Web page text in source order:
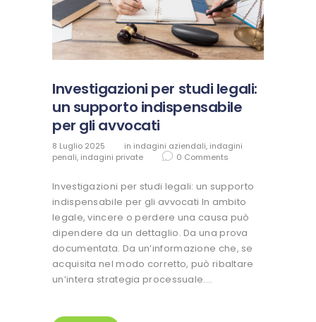
Investigazioni per studi legali:
un supporto indispensabile
per gli avvocati
8 Luglio 2025 in indagini aziendali, indagini
penali, indagini private 0 Comments
Investigazioni per studi legali: un supporto
indispensabile per gli avvocati In ambito
legale, vincere o perdere una causa può
dipendere da un dettaglio. Da una prova
documentata. Da un’informazione che, se
acquisita nel modo corretto, può ribaltare
un’intera strategia processuale.…